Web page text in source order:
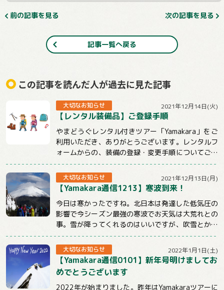
前の記事を見る 次の記事を見る
記事一覧へ戻る
この記事を読んだ人が過去に見た記事
大切なお知らせ 2021年12月14日(火)
【レンタル装備品】ご登録手順
やまどうぐレンタル付きツアー「Yamakara」をご
利用いただき、ありがとうございます。レンタルフ
ォームからの、装備の登録・変更手順についてご説
明させていただきます。【注意事項】★ツ...
大切なお知らせ 2021年12月13日(月)
【Yamakara通信1213】寒波到来！
今日は寒かったですね。北日本は発達した低気圧の
影響で今シーズン最強の寒波でお天気は大荒れとの
事。雪が降ってくれるのはいいですが、吹雪とかは
ちょっと。。。明日からも冷えるようですので山...
大切なお知らせ 2022年1月1日(土)
【Yamakara通信0101】新年号明けましてお
めでとうございます
2022年が始まりました。昨年はYamakaraツアーに